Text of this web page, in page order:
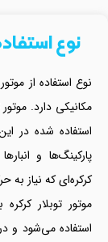
نوع
نوع استفاده از
مکانیکی دارد. موتور
استفاده شده در
پارکینگ‌ها و
کرکره‌ای که نیاز
موتور توبلار
استفاده می‌شود و